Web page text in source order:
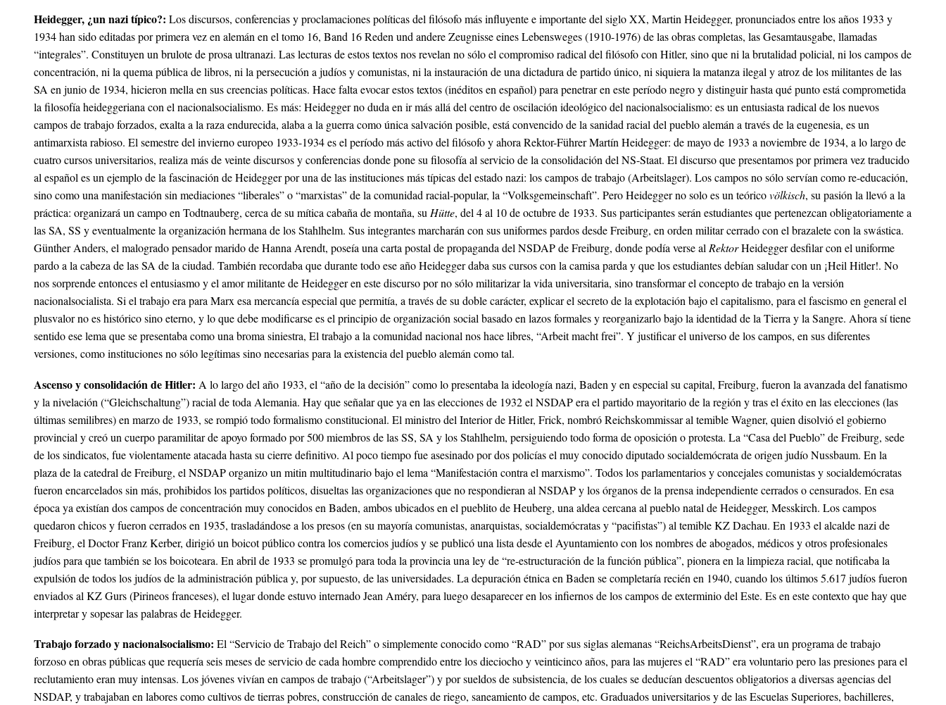
Heidegger, ¿un nazi típico?: Los discursos, conferencias y proclamaciones políticas del filósofo más influyente e importante del siglo XX, Martin Heidegger, pronunciados entre los años 1933 y
1934 han sido editadas por primera vez en alemán en el tomo 16, Band 16 Reden und andere Zeugnisse eines Lebensweges (1910-1976)de las obras completas, las Gesamtausgabe, llamadas
“integrales”. Constituyen un brulote de prosa ultranazi. Las lecturas de estos textos nos revelan no sólo el compromiso radical del filósofo con Hitler, sino que ni la brutalidad policial, ni los campos de
concentración, ni la quema pública de libros, ni la persecución a judíos y comunistas, ni la instauración de una dictadura de partido único, ni siquiera la matanza ilegal y atroz de los militantes de las
SA en junio de 1934, hicieron mella en sus creencias políticas. Hace falta evocar estos textos (inéditos en español) para penetrar en este período negro y distinguir hasta qué punto está comprometida
la filosofía heideggeriana con el nacionalsocialismo. Es más: Heidegger no duda en ir más allá del centro de oscilación ideológico del nacionalsocialismo: es un entusiasta radical de los nuevos
campos de trabajo forzados, exalta a la raza endurecida, alaba a la guerra como única salvación posible, está convencido de la sanidad racial del pueblo alemán a través de la eugenesia, es un
antimarxista rabioso. El semestre del invierno europeo 1933-1934 es el período más activo del filósofo y ahora Rektor-Führer Martín Heidegger: de mayo de 1933 a noviembre de 1934, a lo largo de
cuatro cursos universitarios, realiza más de veinte discursos y conferencias donde pone su filosofía al servicio de la consolidación del NS-Staat. El discurso que presentamos por primera vez traducido
al español es un ejemplo de la fascinación de Heidegger por una de las instituciones más típicas del estado nazi: los campos de trabajo (Arbeitslager). Los campos no sólo servían como re-educación,
sino como una manifestación sin mediaciones “liberales” o “marxistas” de la comunidad racial-popular, la “Volksgemeinschaft”. Pero Heidegger no solo es un teóricovölkisch, su pasión la llevó a la
práctica: organizará un campo en Todtnauberg, cerca de su mítica cabaña de montaña, su Hütte, del 4 al 10 de octubre de 1933. Sus participantes serán estudiantes que pertenezcan obligatoriamente a
las SA, SS y eventualmente la organización hermana de losStahlhelm. Sus integrantes marcharán con sus uniformes pardos desde Freiburg, en orden militar cerrado con el brazalete con la swástica.
Günther Anders, el malogrado pensador marido de Hanna Arendt, poseía una carta postal de propaganda del NSDAP de Freiburg, donde podía verse al RektorHeidegger desfilar con el uniforme
pardo a la cabeza de las SA de la ciudad. También recordaba que durante todo ese año Heidegger daba sus cursos con la camisa parda y que los estudiantes debían saludar con un ¡Heil Hitler!. No
nos sorprende entonces el entusiasmo y el amor militante de Heidegger en este discurso por no sólo militarizar la vida universitaria, sino transformar el concepto de trabajo en la versión
nacionalsocialista. Si el trabajo era para Marx esa mercancía especial que permitía, a través de su doble carácter, explicar el secreto de la explotación bajo el capitalismo, para el fascismo en general el
plusvalor no es histórico sino eterno, y lo que debe modificarse es el principio de organización social basado en lazos formales y reorganizarlo bajo la identidad de la Tierra y la Sangre. Ahora sí tiene
sentido ese lema que se presentaba como una broma siniestra, El trabajo a la comunidad nacional nos hace libres, “Arbeit macht frei”. Y justificar el universo de los campos, en sus diferentes
versiones, como instituciones no sólo legítimas sino necesarias para la existencia del pueblo alemán como tal.
Ascenso y consolidación de Hitler: A lo largo del año 1933, el “año de la decisión” como lo presentaba la ideología nazi, Baden y en especial su capital, Freiburg, fueron la avanzada del fanatismo
y la nivelación (“Gleichschaltung”)racial de toda Alemania. Hay que señalar que ya en las elecciones de 1932 el NSDAP era el partido mayoritario de la región y tras el éxito en las elecciones (las
últimas semilibres) en marzo de 1933, se rompió todo formalismo constitucional. El ministro del Interior de Hitler, Frick, nombró Reichskommissar al temible Wagner, quien disolvió el gobierno
provincial y creó un cuerpo paramilitar de apoyo formado por 500 miembros de las SS, SA y los Stahlhelm, persiguiendo todo forma de oposición o protesta. La “Casa del Pueblo” de Freiburg, sede
de los sindicatos, fue violentamente atacada hasta su cierre definitivo. Al poco tiempo fue asesinado por dos policías el muy conocido diputado socialdemócrata de origen judío Nussbaum. En la
plaza de la catedral de Freiburg, el NSDAP organizo un mitin multitudinario bajo el lema “Manifestación contra el marxismo”. Todos los parlamentarios y concejales comunistas y socialdemócratas
fueron encarcelados sin más, prohibidos los partidos políticos, disueltas las organizaciones que no respondieran al NSDAP y los órganos de la prensa independiente cerrados o censurados. En esa
época ya existían dos campos de concentración muy conocidos en Baden, ambos ubicadosen el pueblito de Heuberg, una aldea cercana al pueblo natal de Heidegger, Messkirch. Los campos
quedaron chicos y fueron cerrados en 1935, trasladándose a los presos (en su mayoría comunistas, anarquistas, socialdemócratas y “pacifistas”) al temibleKZ Dachau. En 1933 el alcalde nazi de
Freiburg, el Doctor Franz Kerber, dirigió un boicot público contra los comercios judíos y se publicó una lista desde el Ayuntamiento con los nombres de abogados, médicos y otros profesionales
judíos para que también se los boicoteara. En abril de 1933 se promulgó para toda la provincia una ley de “re-estructuración de la función pública”, pionera en la limpieza racial, que notificaba la
expulsión de todos los judíos de la administración pública y, por supuesto, de las universidades. La depuración étnica en Baden se completaría recién en 1940, cuando los últimos 5.617 judíos fueron
enviados al KZ Gurs(Pirineos franceses), el lugar donde estuvo internado Jean Améry, para luego desaparecer en los infiernos de los campos de exterminio del Este. Es en este contexto que hay que
interpretar y sopesar las palabras de Heidegger.
Trabajo forzado y nacionalsocialismo: El “Servicio de Trabajo del Reich”o simplemente conocido como “RAD” por sus siglas alemanas “ReichsArbeitsDienst”, era un programa de trabajo
forzoso en obras públicas que requería seis meses de servicio de cada hombre comprendido entre los dieciocho y veinticinco años, para las mujeres el “RAD” era voluntario pero las presiones para el
reclutamiento eran muy intensas. Los jóvenes vivían en campos de trabajo (“Arbeitslager”) y por sueldos de subsistencia, de los cuales se deducían descuentos obligatorios a diversas agencias del
NSDAP, y trabajaban en labores como cultivos de tierras pobres, construcción de canales de riego, saneamiento de campos, etc. Graduados universitarios y de las Escuelas Superiores, bachilleres,